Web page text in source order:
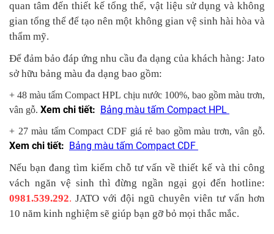
quan tâm đến thiết kế tổng thể, vật liệu sử dụng và không
gian tổng thể để tạo nên một không gian vệ sinh hài hòa và
thẩm mỹ.
Để đảm bảo đáp ứng nhu cầu đa dạng của khách hàng: Jato
sở hữu bảng màu đa dạng bao gồm:
+ 48 màu tấm Compact HPL chịu nước 100%, bao gồm màu trơn,
vân gỗ. Xem chi tiết: Bảng màu tấm Compact HPL
+ 27 màu tấm Compact CDF giá rẻ bao gồm màu trơn, vân gỗ.
Xem chi tiết: Bảng màu tấm Compact CDF
Nếu bạn đang tìm kiếm chỗ tư vấn về thiết kế và thi công
vách ngăn vệ sinh thì đừng ngần ngại gọi đến hotline:
0981.539.292. JATO với đội ngũ chuyên viên tư vấn hơn
10 năm kinh nghiệm sẽ giúp bạn gỡ bỏ mọi thắc mắc.